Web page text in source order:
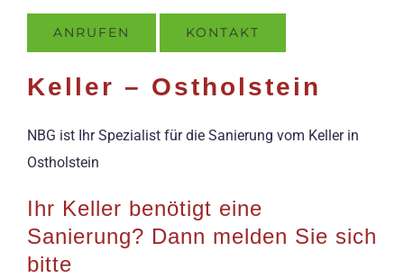
ANRUFEN KONTAKT
Keller – Ostholstein
NBG ist Ihr Spezialist für die Sanierung vom Keller in
Ostholstein
Ihr Keller benötigt eine
Sanierung? Dann melden Sie sich
bitte